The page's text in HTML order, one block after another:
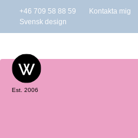
+46 709 58 88 59
Kontakta mig
Svensk design
Est. 2006